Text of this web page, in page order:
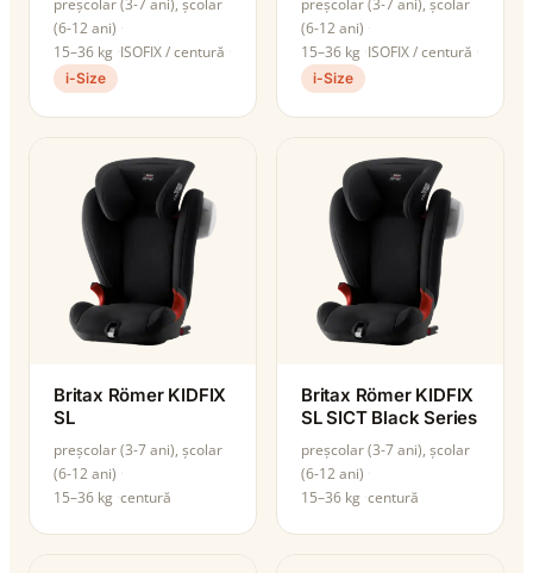
(6-12 ani)
15–36 kg ISOFIX / centură
i-Size
(6-12 ani)
15–36 kg ISOFIX / centură
i-Size
Britax Römer KIDFIX
SL
preșcolar (3-7 ani), școlar
(6-12 ani)
15–36 kg centură
Britax Römer KIDFIX
SL SICT Black Series
preșcolar (3-7 ani), școlar
(6-12 ani)
15–36 kg centură